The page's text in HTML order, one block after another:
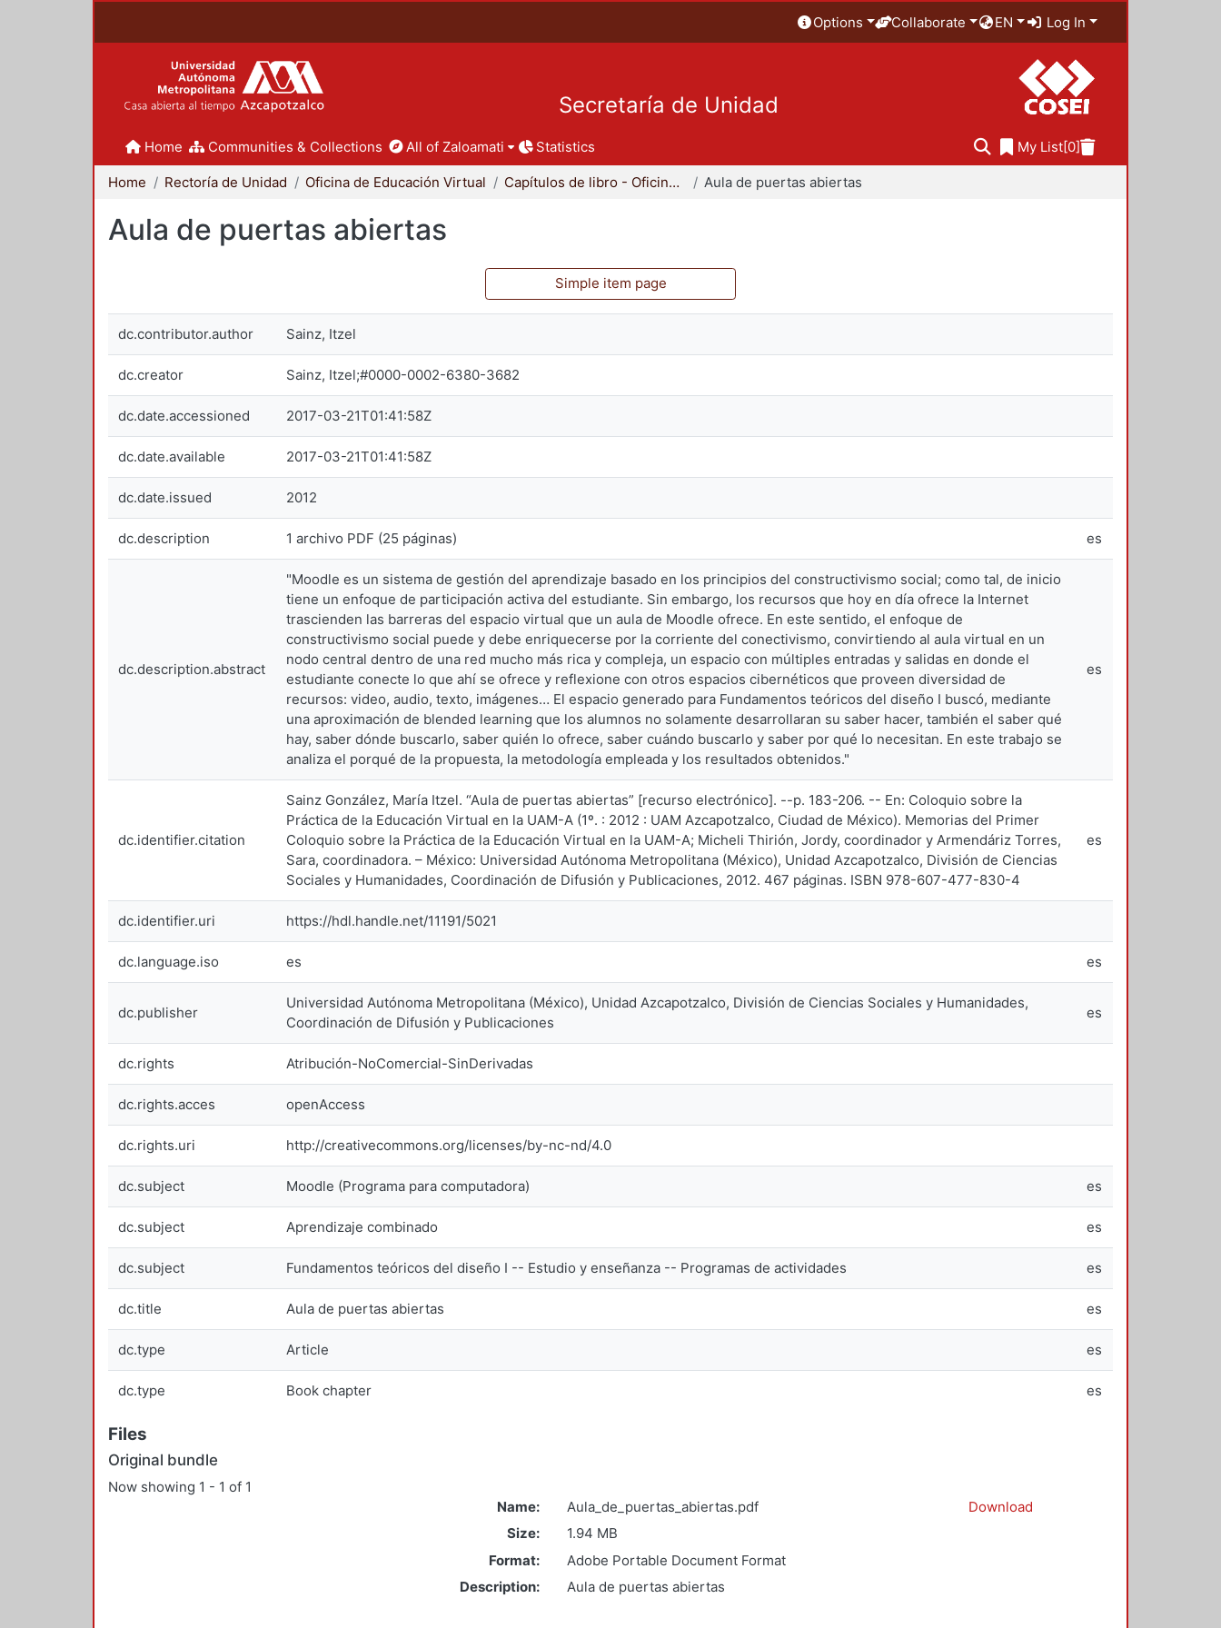
Options Collaborate EN Log In
Secretaría de Unidad
Home Communities & Collections All of Zaloamati Statistics My List[0]
Home Rectoría de Unidad Oficina de Educación Virtual Capítulos de libro - Oficina de Educación Virtual Aula de puertas abiertas
Aula de puertas abiertas
Simple item page
dc.contributor.author Sainz, Itzel
dc.creator Sainz, Itzel;#0000-0002-6380-3682
dc.date.accessioned 2017-03-21T01:41:58Z
dc.date.available 2017-03-21T01:41:58Z
dc.date.issued 2012
dc.description 1 archivo PDF (25 páginas) es
dc.description.abstract
"Moodle es un sistema de gestión del aprendizaje basado en los principios del constructivismo social; como tal, de inicio
tiene un enfoque de participación activa del estudiante. Sin embargo, los recursos que hoy en día ofrece la Internet
trascienden las barreras del espacio virtual que un aula de Moodle ofrece. En este sentido, el enfoque de
constructivismo social puede y debe enriquecerse por la corriente del conectivismo, convirtiendo al aula virtual en un
nodo central dentro de una red mucho más rica y compleja, un espacio con múltiples entradas y salidas en donde el
estudiante conecte lo que ahí se ofrece y reflexione con otros espacios cibernéticos que proveen diversidad de
recursos: video, audio, texto, imágenes… El espacio generado para Fundamentos teóricos del diseño I buscó, mediante
una aproximación de blended learning que los alumnos no solamente desarrollaran su saber hacer, también el saber qué
hay, saber dónde buscarlo, saber quién lo ofrece, saber cuándo buscarlo y saber por qué lo necesitan. En este trabajo se
analiza el porqué de la propuesta, la metodología empleada y los resultados obtenidos."
es
dc.identifier.citation
Sainz González, María Itzel. “Aula de puertas abiertas” [recurso electrónico]. --p. 183-206. -- En: Coloquio sobre la
Práctica de la Educación Virtual en la UAM-A (1º. : 2012 : UAM Azcapotzalco, Ciudad de México). Memorias del Primer
Coloquio sobre la Práctica de la Educación Virtual en la UAM-A; Micheli Thirión, Jordy, coordinador y Armendáriz Torres,
Sara, coordinadora. – México: Universidad Autónoma Metropolitana (México), Unidad Azcapotzalco, División de Ciencias
Sociales y Humanidades, Coordinación de Difusión y Publicaciones, 2012. 467 páginas. ISBN 978-607-477-830-4
es
dc.identifier.uri https://hdl.handle.net/11191/5021
dc.language.iso es es
dc.publisher
Universidad Autónoma Metropolitana (México), Unidad Azcapotzalco, División de Ciencias Sociales y Humanidades,
Coordinación de Difusión y Publicaciones
es
dc.rights Atribución-NoComercial-SinDerivadas
dc.rights.acces openAccess
dc.rights.uri http://creativecommons.org/licenses/by-nc-nd/4.0
dc.subject Moodle (Programa para computadora) es
dc.subject Aprendizaje combinado es
dc.subject Fundamentos teóricos del diseño I -- Estudio y enseñanza -- Programas de actividades es
dc.title Aula de puertas abiertas es
dc.type Article es
dc.type Book chapter es
Files
Original bundle
Now showing 1 - 1 of 1
Name:
Aula_de_puertas_abiertas.pdf
Size:
1.94 MB
Format:
Adobe Portable Document Format
Description:
Aula de puertas abiertas
Download